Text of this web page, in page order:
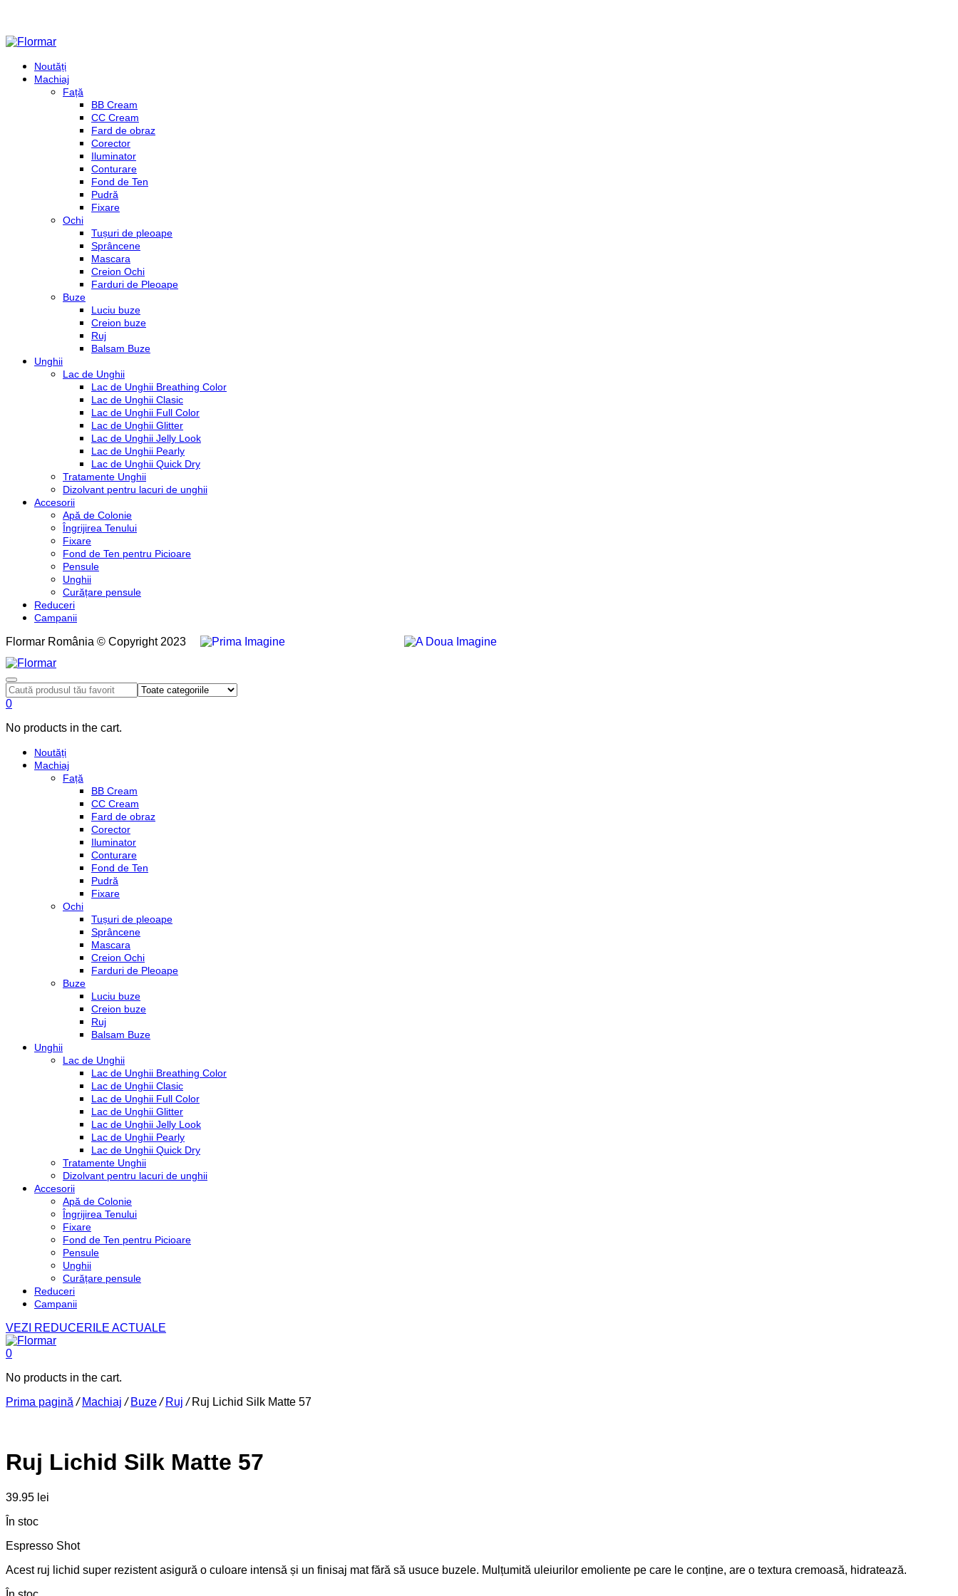
Noutăți
Machiaj
Față
BB Cream
CC Cream
Fard de obraz
Corector
Iluminator
Conturare
Fond de Ten
Pudră
Fixare
Ochi
Tușuri de pleoape
Sprâncene
Mascara
Creion Ochi
Farduri de Pleoape
Buze
Luciu buze
Creion buze
Ruj
Balsam Buze
Unghii
Lac de Unghii
Lac de Unghii Breathing Color
Lac de Unghii Clasic
Lac de Unghii Full Color
Lac de Unghii Glitter
Lac de Unghii Jelly Look
Lac de Unghii Pearly
Lac de Unghii Quick Dry
Tratamente Unghii
Dizolvant pentru lacuri de unghii
Accesorii
Apă de Colonie
Îngrijirea Tenului
Fixare
Fond de Ten pentru Picioare
Pensule
Unghii
Curățare pensule
Reduceri
Campanii
Flormar România © Copyright 2023
0
No products in the cart.
Noutăți
Machiaj
Față
BB Cream
CC Cream
Fard de obraz
Corector
Iluminator
Conturare
Fond de Ten
Pudră
Fixare
Ochi
Tușuri de pleoape
Sprâncene
Mascara
Creion Ochi
Farduri de Pleoape
Buze
Luciu buze
Creion buze
Ruj
Balsam Buze
Unghii
Lac de Unghii
Lac de Unghii Breathing Color
Lac de Unghii Clasic
Lac de Unghii Full Color
Lac de Unghii Glitter
Lac de Unghii Jelly Look
Lac de Unghii Pearly
Lac de Unghii Quick Dry
Tratamente Unghii
Dizolvant pentru lacuri de unghii
Accesorii
Apă de Colonie
Îngrijirea Tenului
Fixare
Fond de Ten pentru Picioare
Pensule
Unghii
Curățare pensule
Reduceri
Campanii
VEZI REDUCERILE ACTUALE
0
No products in the cart.
Prima pagină / Machiaj / Buze/ Ruj / Ruj Lichid Silk Matte 57
Ruj Lichid Silk Matte 57
39.95 lei
În stoc
Espresso Shot
Acest ruj lichid super rezistent asigură o culoare intensă și un finisaj mat fără să usuce buzele. Mulțumită uleiurilor emoliente pe care le conține, are o textura cremoasă, hidratează.